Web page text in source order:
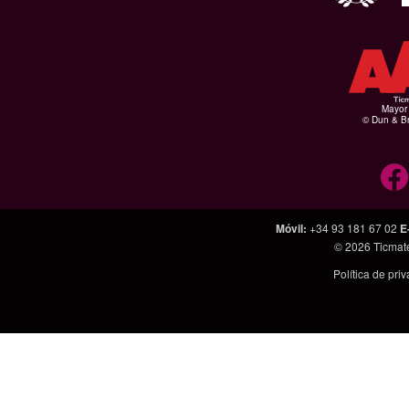
© Dun &
Móvil: +34 93 181 67 02
© 2026
Política de